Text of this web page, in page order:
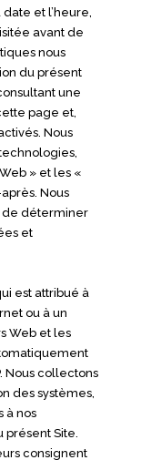
et l’heure,
avant de
nous
du présent
une
page et,
Nous
» et les «
Nous
de déterminer
et
est attribué à
ou à un
Web et les
Nous collectons
des systèmes,
à nos
présent Site.
consignent